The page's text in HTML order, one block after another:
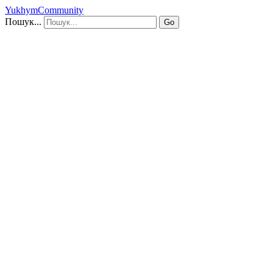
YukhymCommunity
Пошук...
Go